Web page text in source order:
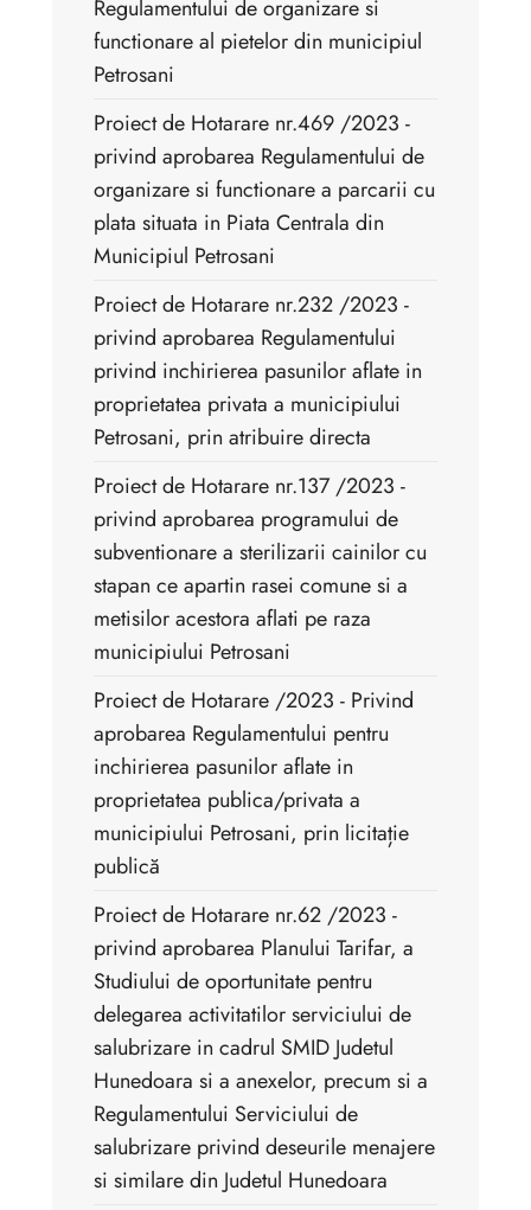
Regulamentului de organizare si
functionare al pietelor din municipiul
Petrosani
Proiect de Hotarare nr.469 /2023 -
privind aprobarea Regulamentului de
organizare si functionare a parcarii cu
plata situata in Piata Centrala din
Municipiul Petrosani
Proiect de Hotarare nr.232 /2023 -
privind aprobarea Regulamentului
privind inchirierea pasunilor aflate in
proprietatea privata a municipiului
Petrosani, prin atribuire directa
Proiect de Hotarare nr.137 /2023 -
privind aprobarea programului de
subventionare a sterilizarii cainilor cu
stapan ce apartin rasei comune si a
metisilor acestora aflati pe raza
municipiului Petrosani
Proiect de Hotarare /2023 - Privind
aprobarea Regulamentului pentru
inchirierea pasunilor aflate in
proprietatea publica/privata a
municipiului Petrosani, prin licitație
publică
Proiect de Hotarare nr.62 /2023 -
privind aprobarea Planului Tarifar, a
Studiului de oportunitate pentru
delegarea activitatilor serviciului de
salubrizare in cadrul SMID Judetul
Hunedoara si a anexelor, precum si a
Regulamentului Serviciului de
salubrizare privind deseurile menajere
si similare din Judetul Hunedoara